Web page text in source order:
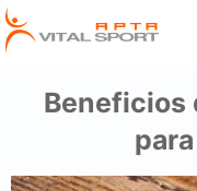
Beneficios